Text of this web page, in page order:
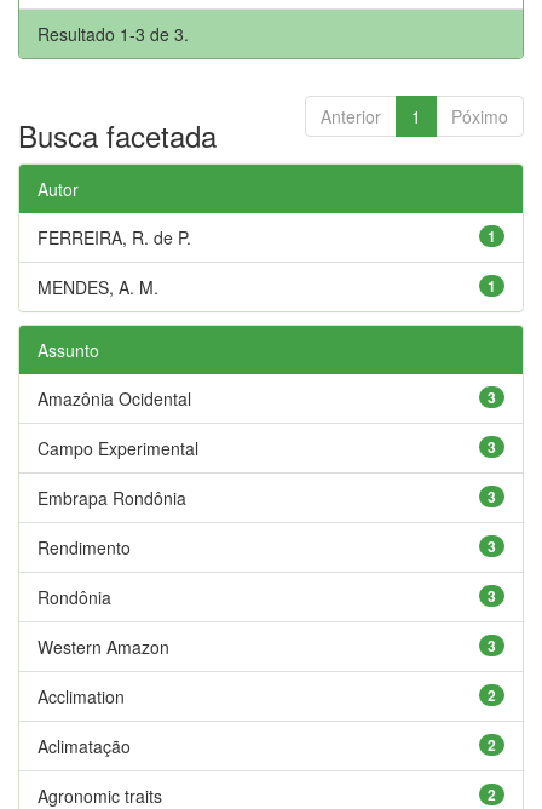
Resultado 1-3 de 3.
Anterior 1 Póximo
Busca facetada
Autor
1
FERREIRA, R. de P.
1
MENDES, A. M.
Assunto
3
Amazônia Ocidental
3
Campo Experimental
3
Embrapa Rondônia
3
Rendimento
3
Rondônia
3
Western Amazon
2
Acclimation
2
Aclimatação
2
Agronomic traits